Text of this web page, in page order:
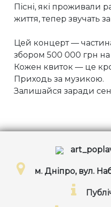
Пісні, які проживали
життя, тепер звучать
Цей концерт —
збором 500 000 грн
Кожен квиток — це
Приходь за музикою.
Залишайся заради
м. Дніпро, вул.